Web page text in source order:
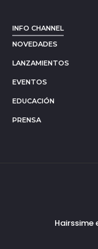
INFO CHANNEL
NOVEDADES
LANZAMIENTOS
EVENTOS
EDUCACIÓN
PRENSA
Hairssime